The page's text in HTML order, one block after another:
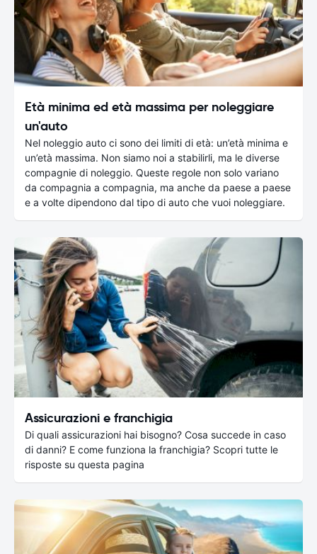
Età minima ed età massima per noleggiare
un'auto
Nel noleggio auto ci sono dei limiti di età: un’età minima e
un’età massima. Non siamo noi a stabilirli, ma le diverse
compagnie di noleggio. Queste regole non solo variano
da compagnia a compagnia, ma anche da paese a paese
e a volte dipendono dal tipo di auto che vuoi noleggiare.
Assicurazioni e franchigia
Di quali assicurazioni hai bisogno? Cosa succede in caso
di danni? E come funziona la franchigia? Scopri tutte le
risposte su questa pagina